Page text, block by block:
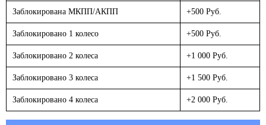
Заблокирована МКПП/АКПП +500 Руб.
Заблокировано 1 колесо +500 Руб.
Заблокировано 2 колеса +1 000 Руб.
Заблокировано 3 колеса +1 500 Руб.
Заблокировано 4 колеса +2 000 Руб.